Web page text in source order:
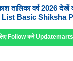
तालिका वर्ष 2026
Basic Shiksha
Follow करें